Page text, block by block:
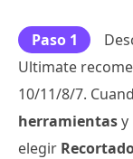
Paso 1
Ultimate
10/11/8/7.
herramientasy
elegir